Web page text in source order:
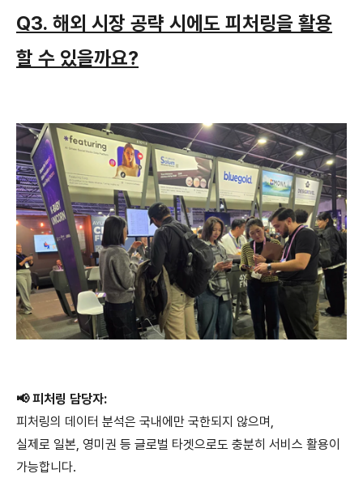
Q3. 해외 시장 공략 시에도 피처링을 활용
할 수 있을까요?
📢 피처링 담당자:
피처링의 데이터 분석은 국내에만 국한되지 않으며,
실제로 일본, 영미권 등 글로벌 타겟으로도 충분히 서비스 활용이
가능합니다.